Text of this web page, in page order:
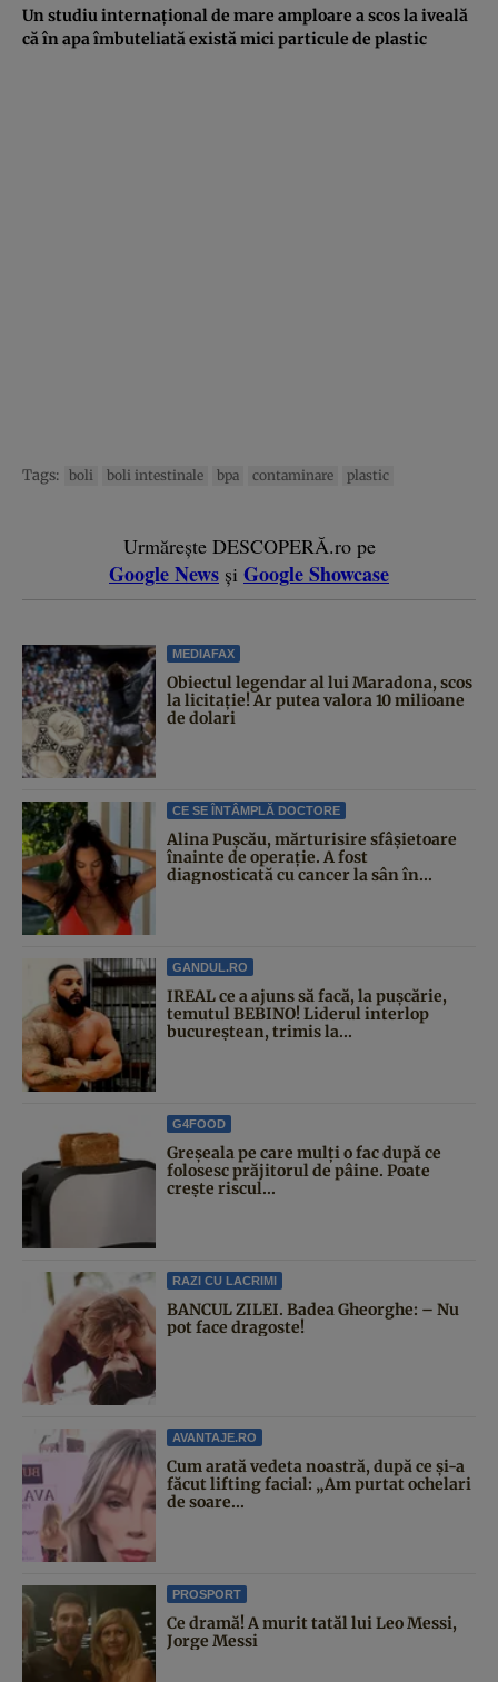
Un studiu internaţional de mare amploare a scos la iveală
că în apa îmbuteliată există mici particule de plastic
Tags: boli boli intestinale bpa contaminare plastic
Urmărește DESCOPERĂ.ro pe
Google News și Google Showcase
MEDIAFAX
Obiectul legendar al lui Maradona, scos
la licitație! Ar putea valora 10 milioane
de dolari
CE SE ÎNTÂMPLĂ DOCTORE
Alina Pușcău, mărturisire sfâșietoare
înainte de operație. A fost
diagnosticată cu cancer la sân în...
GANDUL.RO
IREAL ce a ajuns să facă, la pușcărie,
temutul BEBINO! Liderul interlop
bucureștean, trimis la...
G4FOOD
Greșeala pe care mulți o fac după ce
folosesc prăjitorul de pâine. Poate
crește riscul...
RAZI CU LACRIMI
BANCUL ZILEI. Badea Gheorghe: – Nu
pot face dragoste!
AVANTAJE.RO
Cum arată vedeta noastră, după ce și-a
făcut lifting facial: „Am purtat ochelari
de soare...
PROSPORT
Ce dramă! A murit tatăl lui Leo Messi,
Jorge Messi